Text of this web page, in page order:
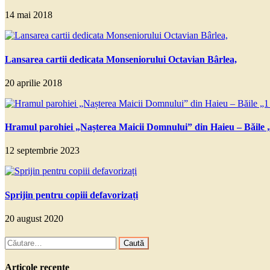
14 mai 2018
Lansarea cartii dedicata Monseniorului Octavian Bârlea,
20 aprilie 2018
Hramul parohiei „Nașterea Maicii Domnului” din Haieu – Băile
12 septembrie 2023
Sprijin pentru copiii defavorizați
20 august 2020
Caută
după:
Articole recente